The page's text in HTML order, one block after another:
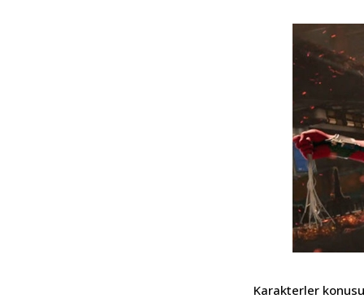
Karakterler